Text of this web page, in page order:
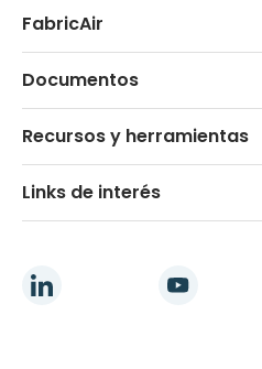
FabricAir
Documentos
Recursos y herramientas
Links de interés